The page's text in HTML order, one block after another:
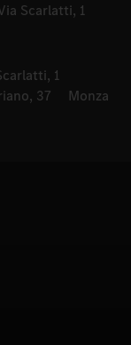
Scarlatti, 1
1
37
Monza